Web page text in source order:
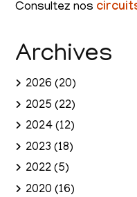
Consultez nos
Archives
2026 (20)
2025 (22)
2024 (12)
2023 (18)
2022 (5)
2020 (16)